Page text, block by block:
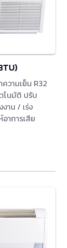
วามเย็น R32
โนมัติ ปรับ
าน / เร่ง
าการเสีย